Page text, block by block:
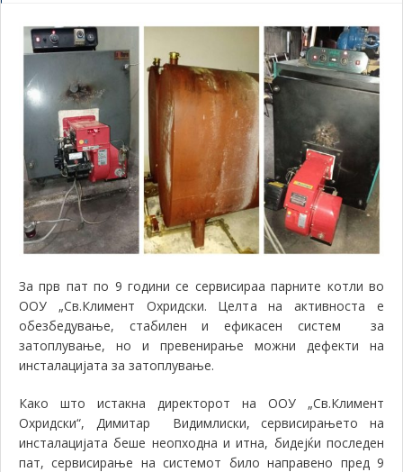
За прв пат по 9 години се сервисираа парните котли во
ООУ „Св.Климент Охридски. Целта на активноста е
обезбедување, стабилен и ефикасен систем за
затоплување, но и превенирање можни дефекти на
инсталацијата за затоплување.
Како што истакна директорот на ООУ „Св.Климент
Охридски“, Димитар Видимлиски, сервисирањето на
инсталацијата беше неопходна и итна, бидејќи последен
пат, сервисирање на системот било направено пред 9